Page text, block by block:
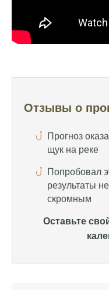
Отзывы о
иногда нет,
Отличный
Прогноз
Попробовал
скромным
отлично,
Уже второй
Сегодня
Оставьте